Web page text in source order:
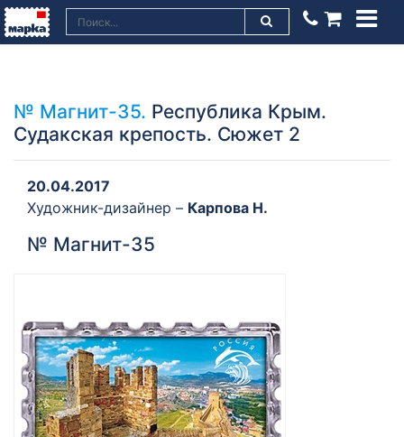
№ Магнит-35. Республика Крым.
Судакская крепость. Сюжет 2
20.04.2017
Художник-дизайнер – Карпова Н.
№ Магнит-35